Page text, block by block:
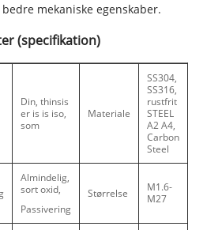
mekaniske egenskaber.
(specifikation)
Din, thinsis
er is is iso,
som
Materiale
SS304,
SS316,
rustfrit
STEEL
A2 A4,
Carbon
Steel
Almindelig,
sort oxid,
Passivering
Størrelse
M1.6-
M27